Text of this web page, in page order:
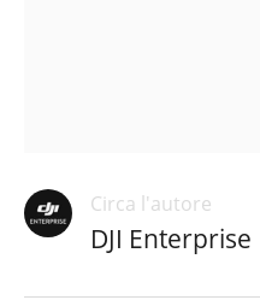
Circa l'autore
DJI Enterprise